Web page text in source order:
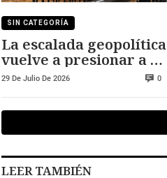
SIN CATEGORÍA
La escalada geopolítica
vuelve a presionar a la
renta variable
29 De Julio De 2026 0
LEER TAMBIÉN